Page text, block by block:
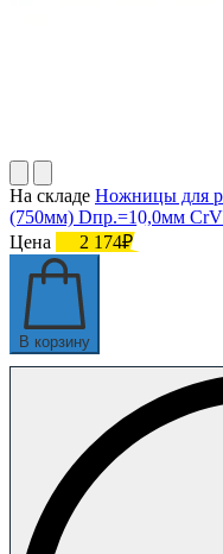
На складе Ножницы для
(750мм) Dпр.=10,0мм
Цена
2 174₽
В корзину